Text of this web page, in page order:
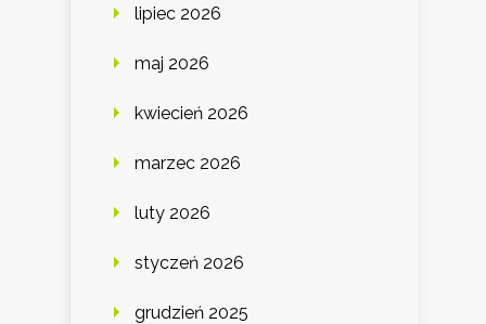
lipiec 2026
maj 2026
kwiecień 2026
marzec 2026
luty 2026
styczeń 2026
grudzień 2025